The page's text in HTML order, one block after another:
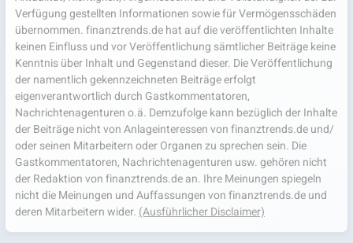
Verfügung gestellten Informationen sowie für Vermögensschäden
übernommen. finanztrends.de hat auf die veröffentlichten Inhalte
keinen Einfluss und vor Veröffentlichung sämtlicher Beiträge keine
Kenntnis über Inhalt und Gegenstand dieser. Die Veröffentlichung
der namentlich gekennzeichneten Beiträge erfolgt
eigenverantwortlich durch Gastkommentatoren,
Nachrichtenagenturen o.ä. Demzufolge kann bezüglich der Inhalte
der Beiträge nicht von Anlageinteressen von finanztrends.de und/
oder seinen Mitarbeitern oder Organen zu sprechen sein. Die
Gastkommentatoren, Nachrichtenagenturen usw. gehören nicht
der Redaktion von finanztrends.de an. Ihre Meinungen spiegeln
nicht die Meinungen und Auffassungen von finanztrends.de und
deren Mitarbeitern wider. (Ausführlicher Disclaimer)